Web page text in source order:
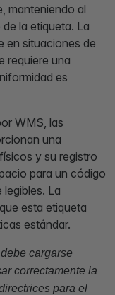
manteniendo al
la etiqueta. La
en situaciones de
requiere una
es
WMS, las
una
y su registro
para un código
La
esta etiqueta
estándar.
cargarse
correctamente la
para el